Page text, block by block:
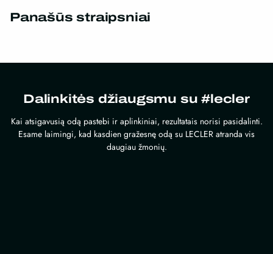
Panašūs straipsniai
Dalinkitės džiaugsmu su #lecler
Kai atsigavusią odą pastebi ir aplinkiniai, rezultatais norisi pasidalinti.
Esame laimingi, kad kasdien gražesnę odą su LECLER atranda vis
daugiau žmonių.